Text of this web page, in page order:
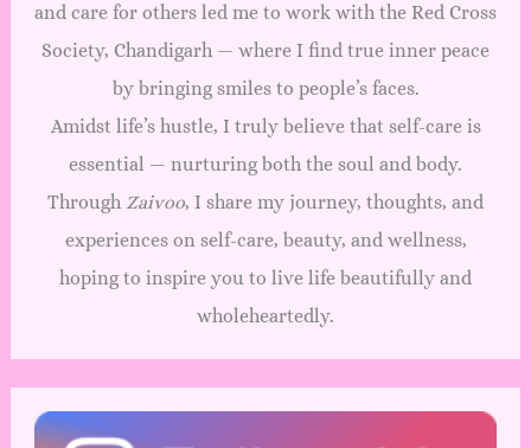
and care for others led me to work with the Red Cross
Society, Chandigarh — where I find true inner peace
by bringing smiles to people’s faces.
Amidst life’s hustle, I truly believe that self-care is
essential — nurturing both the soul and body.
Through Zaivoo, I share my journey, thoughts, and
experiences on self-care, beauty, and wellness,
hoping to inspire you to live life beautifully and
wholeheartedly.